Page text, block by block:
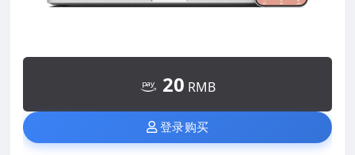
20 RMB
登录购买